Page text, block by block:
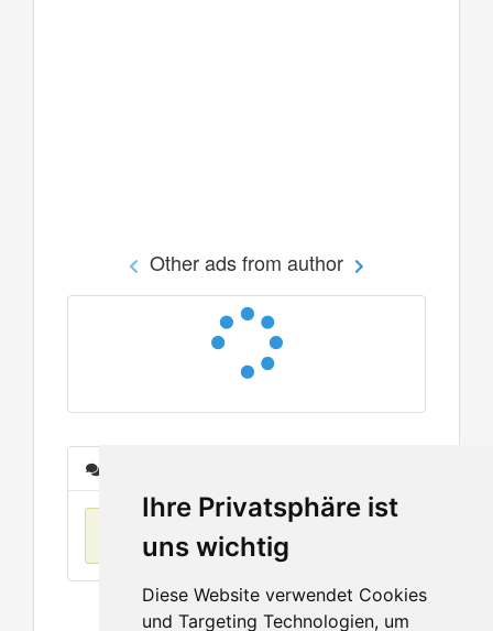
Ihre Privatsphäre ist
uns wichtig
Diese Website verwendet Cookies
und Targeting Technologien, um
Other ads from author
No items found